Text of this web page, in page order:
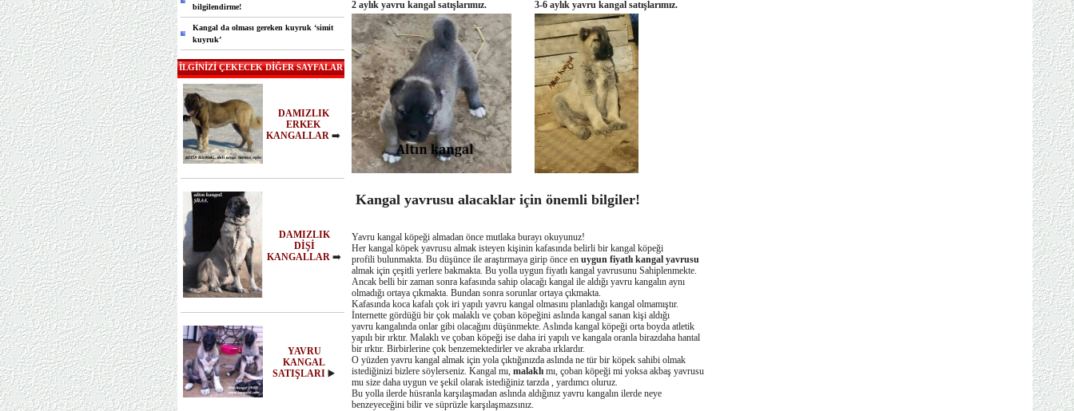
bilgilendirme!
Kangal da olması gereken kuyruk ‘simit
kuyruk’
İLGİNİZİ ÇEKECEK DİĞER SAYFALAR
DAMIZLIK
ERKEK
KANGALLAR ➡️
DAMIZLIK
DİŞİ
KANGALLAR ➡️
YAVRU
KANGAL
SATIŞLARI ▶️
2 aylık yavru kangal satışlarımız.
3-6 aylık yavru kangal satışlarımız.
Kangal yavrusu alacaklar için önemli bilgiler!
Yavru kangal köpeği almadan önce mutlaka burayı okuyunuz!
Her kangal köpek yavrusu almak isteyen kişinin kafasında belirli bir kangal köpeği
profili bulunmakta. Bu düşünce ile araştırmaya girip önce en uygun fiyatlı kangal yavrusu
almak için çeşitli yerlere bakmakta. Bu yolla uygun fiyatlı kangal yavrusunu Sahiplenmekte.
Ancak belli bir zaman sonra kafasında sahip olacağı kangal ile aldığı yavru kangalın aynı
olmadığı ortaya çıkmakta. Bundan sonra sorunlar ortaya çıkmakta.
Kafasında koca kafalı çok iri yapılı yavru kangal olmasını planladığı kangal olmamıştır.
İnternette gördüğü bir çok malaklı ve çoban köpeğini aslında kangal sanan kişi aldığı
yavru kangalında onlar gibi olacağını düşünmekte. Aslında kangal köpeği orta boyda atletik
yapılı bir ırktır. Malaklı ve çoban köpeği ise daha iri yapılı ve kangala oranla birazdaha hantal
bir ırktır. Birbirlerine çok benzemektedirler ve akraba ırklardır.
O yüzden yavru kangal almak için yola çıktığınızda aslında ne tür bir köpek sahibi olmak
istediğinizi bizlere söylerseniz. Kangal mı, malaklı mı, çoban köpeği mi yoksa akbaş yavrusu
mu size daha uygun ve şekil olarak istediğiniz tarzda , yardımcı oluruz.
Bu yolla ilerde hüsranla karşılaşmadan aslında aldığınız yavru kangalın ilerde neye
benzeyeceğini bilir ve süprüzle karşılaşmazsınız.